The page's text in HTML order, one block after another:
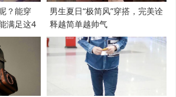
？能穿
满足这4
男生夏日“极简风”穿搭，完美诠
释越简单越帅气